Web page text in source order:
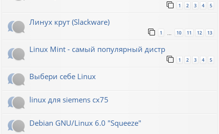
1 2 3 4 5
Линух крут (Slackware)
1 … 10 11 12 13
Linux Mint - самый популярный дистр
1 2 3 4 5
Выбери себе Linux
linux для siemens cx75
Debian GNU/Linux 6.0 "Squeeze"